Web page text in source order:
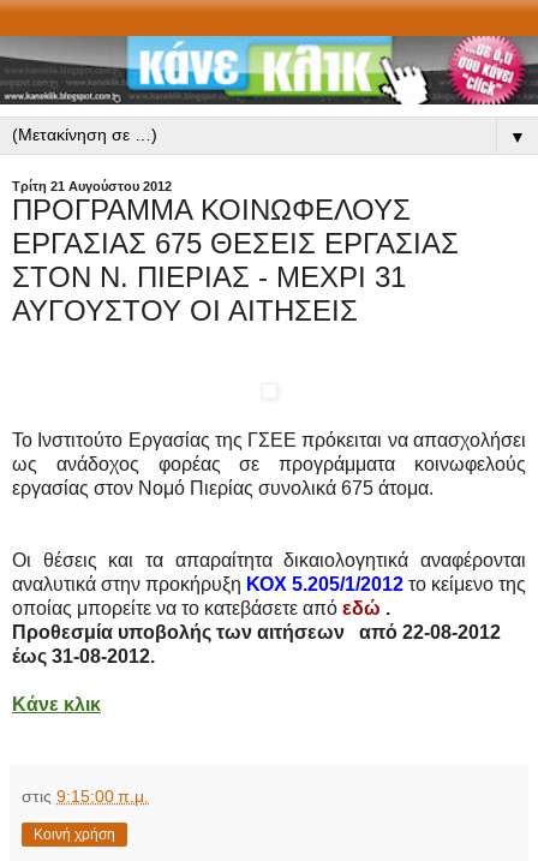
▼
Τρίτη 21 Αυγούστου 2012
ΠΡΟΓΡΑΜΜΑ ΚΟΙΝΩΦΕΛΟΥΣ
ΕΡΓΑΣΙΑΣ 675 ΘΕΣΕΙΣ ΕΡΓΑΣΙΑΣ
ΣΤΟΝ Ν. ΠΙΕΡΙΑΣ - ΜΕΧΡΙ 31
ΑΥΓΟΥΣΤΟΥ ΟΙ ΑΙΤΗΣΕΙΣ
Το Ινστιτούτο Εργασίας της ΓΣΕΕ πρόκειται να απασχολήσει
ως ανάδοχος φορέας σε προγράμματα κοινωφελούς
εργασίας στον Νομό Πιερίας συνολικά 675 άτομα.
Οι θέσεις και τα απαραίτητα δικαιολογητικά αναφέρονται
αναλυτικά στην προκήρυξη ΚΟΧ 5.205/1/2012 το κείμενο της
οποίας μπορείτε να το κατεβάσετε από εδώ .
Προθεσμία υποβολής των αιτήσεων από 22-08-2012
έως 31-08-2012.
Κάνε κλικ
στις 9:15:00 π.μ.
Κοινή χρήση